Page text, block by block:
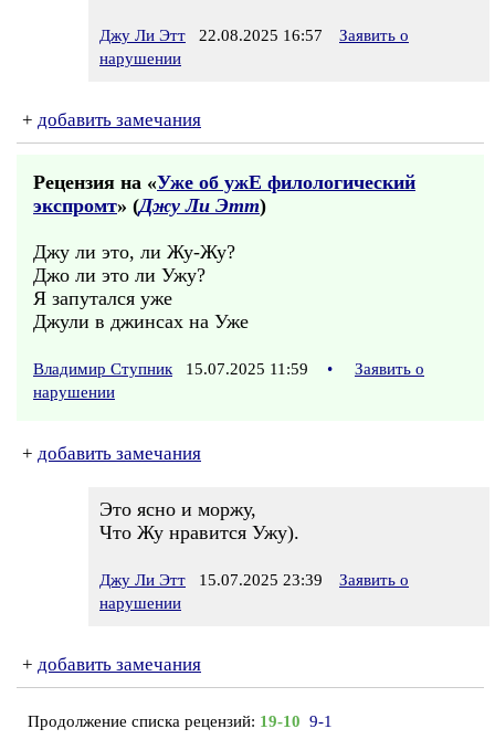
Джу Ли Этт 22.08.2025 16:57
Заявить о
нарушении
+ добавить замечания
Рецензия на «Уже об ужЕ филологический
экспромт» (Джу Ли Этт)
Джу ли это, ли Жу-Жу?
Джо ли это ли Ужу?
Я запутался уже
Джули в джинсах на Уже
Владимир Ступник 15.07.2025 11:59 •
Заявить о
нарушении
+ добавить замечания
Это ясно и моржу,
Что Жу нравится Ужу).
Джу Ли Этт 15.07.2025 23:39
Заявить о
нарушении
+ добавить замечания
Продолжение списка рецензий: 19-10 9-1